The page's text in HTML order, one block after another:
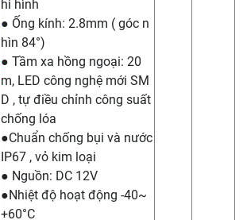
hi hình
● Ống kính: 2.8mm ( góc n
hìn 84°)
● Tầm xa hồng ngoại: 20
m, LED công nghệ mới SM
D , tự điều chỉnh công suất
chống lóa
●Chuẩn chống bụi và nước
IP67 , vỏ kim loại
● Nguồn: DC 12V
●Nhiệt độ hoạt động -40~
+60°C